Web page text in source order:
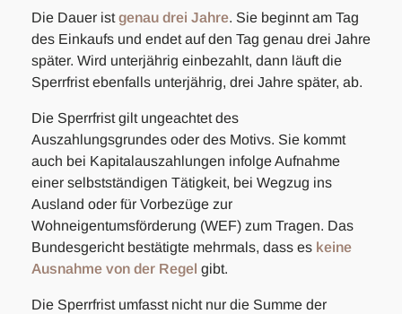
Die Dauer ist genau drei Jahre. Sie beginnt am Tag
des Einkaufs und endet auf den Tag genau drei Jahre
später. Wird unterjährig einbezahlt, dann läuft die
Sperrfrist ebenfalls unterjährig, drei Jahre später, ab.
Die Sperrfrist gilt ungeachtet des
Auszahlungsgrundes oder des Motivs. Sie kommt
auch bei Kapitalauszahlungen infolge Aufnahme
einer selbstständigen Tätigkeit, bei Wegzug ins
Ausland oder für Vorbezüge zur
Wohneigentumsförderung (WEF) zum Tragen. Das
Bundesgericht bestätigte mehrmals, dass es keine
Ausnahme von der Regel gibt.
Die Sperrfrist umfasst nicht nur die Summe der